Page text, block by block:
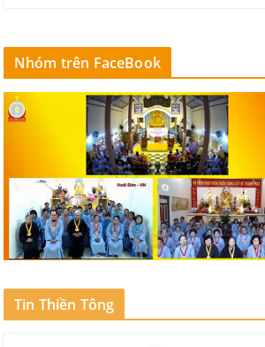
Nhóm trên FaceBook
Tin Thiền Tông